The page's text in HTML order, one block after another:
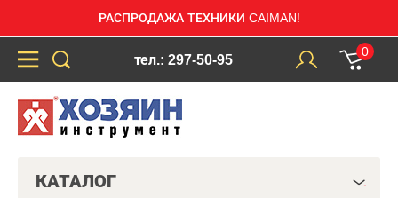
РАСПРОДАЖА ТЕХНИКИ CAIMAN!
тел.: 297-50-95
0
КАТАЛОГ